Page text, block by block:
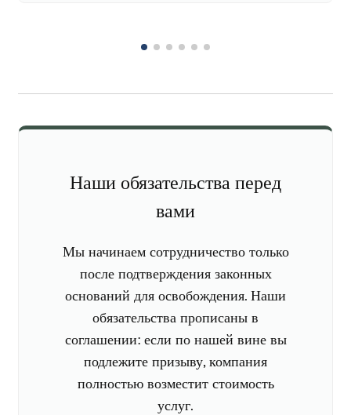
Наши обязательства перед
вами
Мы начинаем сотрудничество только
после подтверждения законных
оснований для освобождения. Наши
обязательства прописаны в
соглашении: если по нашей вине вы
подлежите призыву, компания
полностью возместит стоимость
услуг.